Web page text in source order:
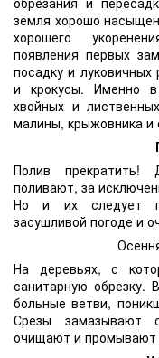
земля хорошо
хорошего
появления первых
посадку и луковичных
и крокусы. Именно
хвойных и
малины, крыжовника и
Полив
поливают, за
Но и их следует
засушливой погоде и
На деревьях, с
санитарную обрезку.
больные ветви,
Срезы замазывают
очищают и промывают